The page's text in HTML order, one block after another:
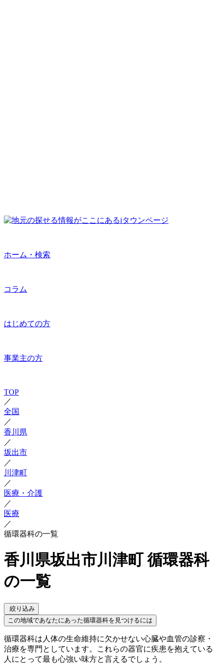
ホーム・検索
コラム
はじめての方
事業主の方
TOP
／
全国
／
香川県
／
坂出市
／
川津町
／
医療・介護
／
医療
／
循環器科の一覧
香川県坂出市川津町 循環器科
の一覧
絞り込み
この地域であなたにあった循環器科を見つけるには
循環器科は人体の生命維持に欠かせない心臓や血管の診察・
治療を専門としています。これらの器官に疾患を抱えている
人にとって最も心強い味方と言えるでしょう。